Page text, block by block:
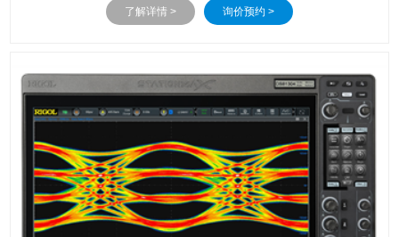
的测试问题。当前DHO5000案例大赛火热进行中，欢迎点击下方“案例大
了解详情 > 询价预约 >